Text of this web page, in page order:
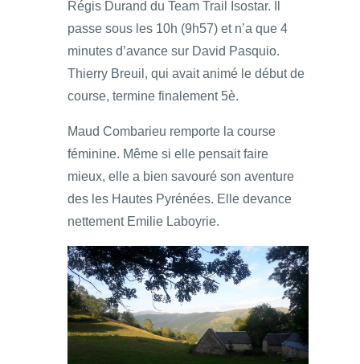
Régis Durand du Team Trail Isostar. Il
passe sous les 10h (9h57) et n’a que 4
minutes d’avance sur David Pasquio.
Thierry Breuil, qui avait animé le début de
course, termine finalement 5è.
Maud Combarieu remporte la course
féminine. Même si elle pensait faire
mieux, elle a bien savouré son aventure
des les Hautes Pyrénées. Elle devance
nettement Emilie Laboyrie.